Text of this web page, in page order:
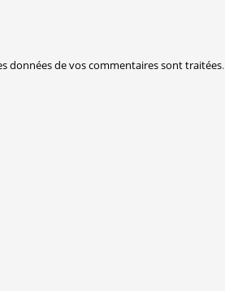
données de vos commentaires sont traitées.